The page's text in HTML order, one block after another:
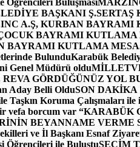
BAŞKANI
A.Ş, KURBAN BAYRAMI
BAYRAMI KUTLAMA
BAYRAMI KUTLAMA
BulunduKarabük
Genel Müdürü oldu
GÖRDÜĞÜNÜZ YOL
Aday Belli OlduSON DAKİKA
Koruma Çalışmaları ile
vefa borcum var “KARABÜK
BEYANNAME VERME
ve İl Başkanı Esnaf
Öğrencileri ile BuluştuSEÇİM